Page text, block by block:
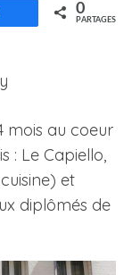
Partagez 0
PARTAGES
mois au coeur
: Le Capiello,
et
diplômés de